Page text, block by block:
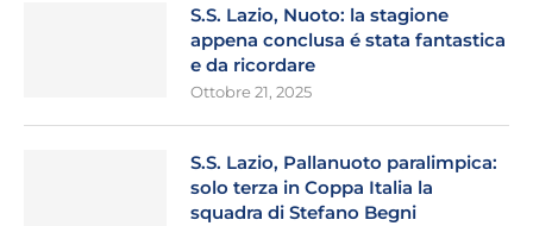
S.S. Lazio, Nuoto: la stagione
appena conclusa é stata fantastica
e da ricordare
Ottobre 21, 2025
S.S. Lazio, Pallanuoto paralimpica:
solo terza in Coppa Italia la
squadra di Stefano Begni